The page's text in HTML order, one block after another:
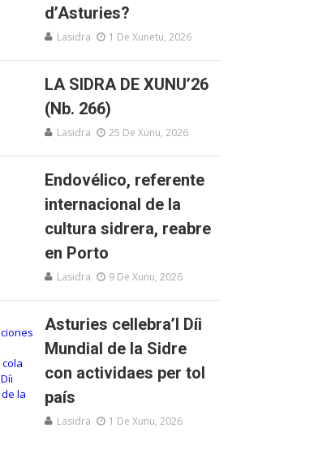
d’Asturies?
Lasidra 1 De Xunetu, 2026
LA SIDRA DE XUNU’26
(Nb. 266)
Lasidra 25 De Xunu, 2026
Endovélico, referente
internacional de la
cultura sidrera, reabre
en Porto
Lasidra 9 De Xunu, 2026
Asturies cellebra’l Díi
Mundial de la Sidre
con actividaes per tol
país
Lasidra 1 De Xunu, 2026